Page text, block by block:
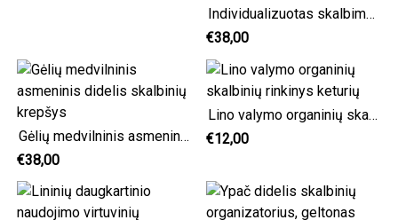
Individualizuotas skalbimo gaubtas, medvilninių pilkų juostelių skalbinių tvarkyklė nešvariems drabužiams, vaikų laikymo vieta
€38,00
Gėlių medvilninis asmeninis didelis skalbinių krepšys
€38,00
Lino valymo organinių skalbinių rinkinys keturių
€12,00